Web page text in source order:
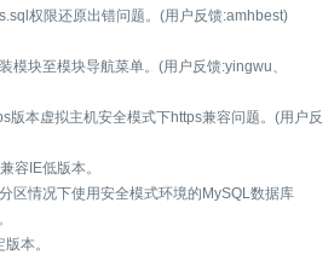
权限还原出错问题。(用户反馈:amhbest)
模块至模块导航菜单。(用户反馈:yingwu、
版本虚拟主机安全模式下https兼容问题。(用户反
容IE低版本。
区情况下使用安全模式环境的MySQL数据库
本。